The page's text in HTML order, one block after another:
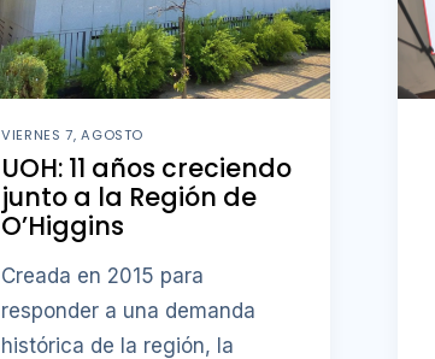
VIERNES 7, AGOSTO
UOH: 11 años creciendo
junto a la Región de
O’Higgins
Creada en 2015 para
responder a una demanda
histórica de la región, la